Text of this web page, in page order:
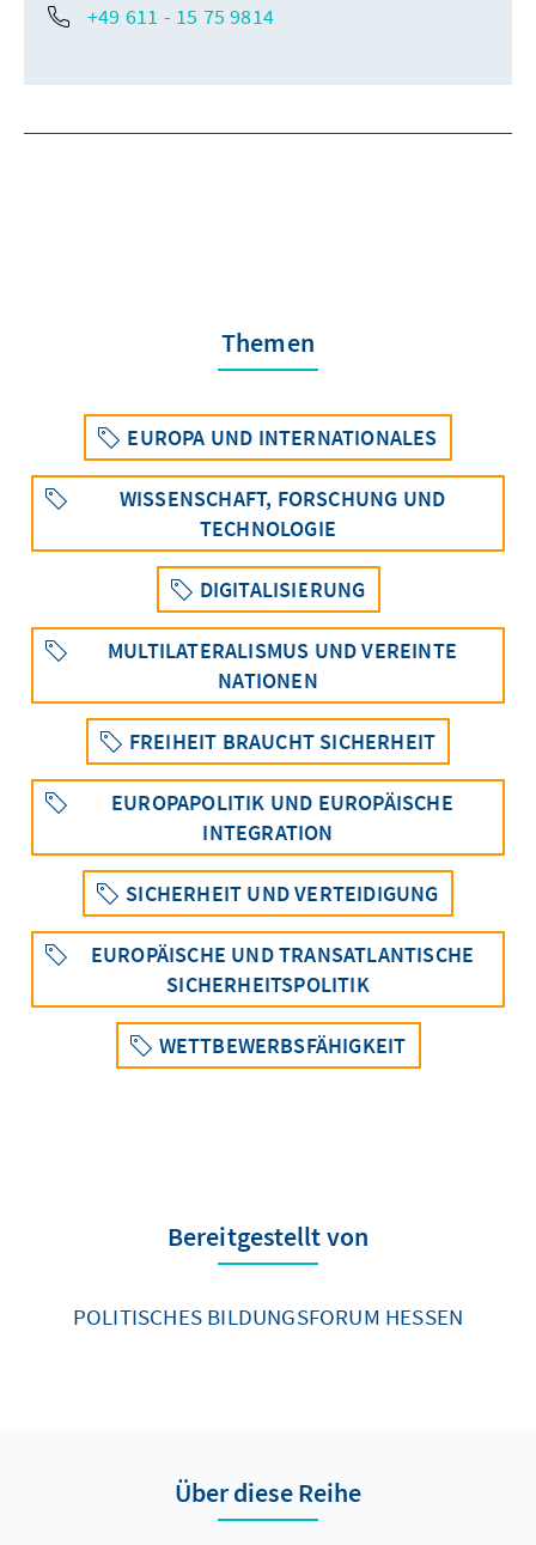
+49 611 - 15 75 9814
Themen
EUROPA UND INTERNATIONALES
WISSENSCHAFT, FORSCHUNG UND
TECHNOLOGIE
DIGITALISIERUNG
MULTILATERALISMUS UND VEREINTE
NATIONEN
FREIHEIT BRAUCHT SICHERHEIT
EUROPAPOLITIK UND EUROPÄISCHE
INTEGRATION
SICHERHEIT UND VERTEIDIGUNG
EUROPÄISCHE UND TRANSATLANTISCHE
SICHERHEITSPOLITIK
WETTBEWERBSFÄHIGKEIT
Bereitgestellt von
POLITISCHES BILDUNGSFORUM HESSEN
Über diese Reihe